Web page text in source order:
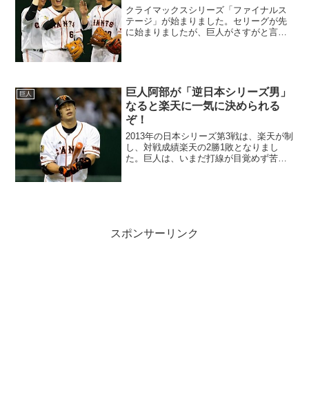
クライマックスシリーズ「ファイナルス
テージ」が始まりました。セリーグが先
に始まりましたが、巨人がさすがと言う
巨人
巨人阿部が「逆日本シリーズ男」
なると楽天に一気に決められる
ぞ！
2013年の日本シリーズ第3戦は、楽天が制
し、対戦成績楽天の2勝1敗となりまし
た。巨人は、いまだ打線が目覚めず苦し
スポンサーリンク